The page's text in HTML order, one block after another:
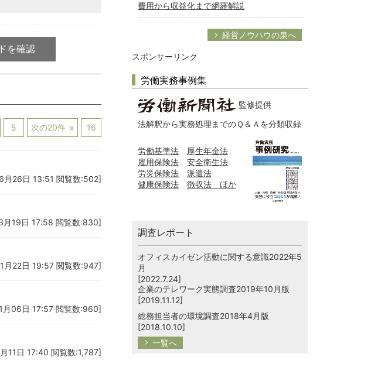
を確認
5 次の20件 16
月26日 13:51 閲覧数:502]
月19日 17:58 閲覧数:830]
月22日 19:57 閲覧数:947]
月06日 17:57 閲覧数:960]
11日 17:40 閲覧数:1,787]
費用から収益化まで網羅解説
経営ノウハウの泉へ
スポンサーリンク
労働実務事例集
監修提供
法解釈から実務処理までのＱ＆Ａを分類収録
労働基準法
厚生年金法
雇用保険法
安全衛生法
労災保険法
派遣法
健康保険法
徴収法 ほか
調査レポート
オフィスカイゼン活動に関する意識2022年5
月
[2022.7.24]
企業のテレワーク実態調査2019年10月版
[2019.11.12]
総務担当者の環境調査2018年4月版
[2018.10.10]
一覧へ